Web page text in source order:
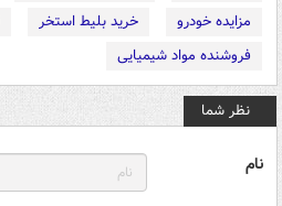
مزایده خودرو
خرید بلیط استخر
فروشنده مواد شیمیایی
نظر شما
نام